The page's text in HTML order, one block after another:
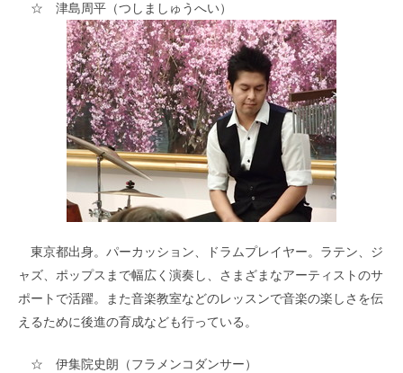
☆ 津島周平（つしましゅうへい）
東京都出身。パーカッション、ドラムプレイヤー。ラテン、ジ
ャズ、ポップスまで幅広く演奏し、さまざまなアーティストのサ
ポートで活躍。また音楽教室などのレッスンで音楽の楽しさを伝
えるために後進の育成なども行っている。
☆ 伊集院史朗（フラメンコダンサー）